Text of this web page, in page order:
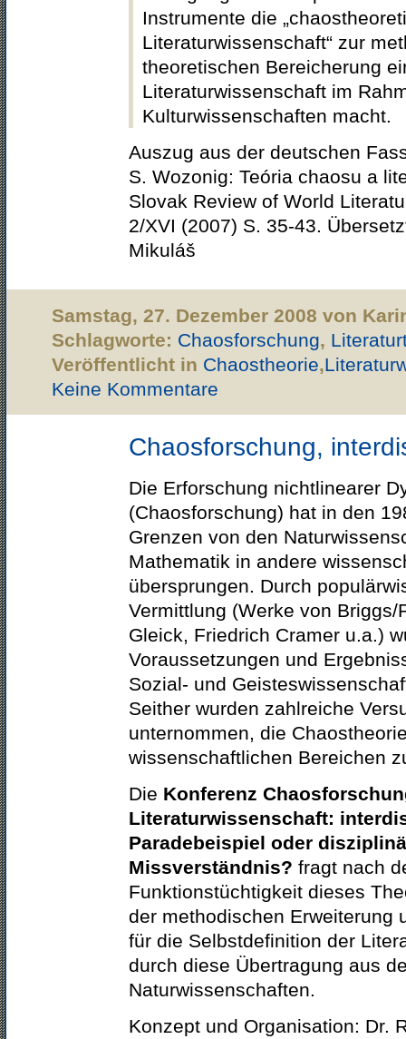
Instrumente die
Literaturwissenschaft“ zur
theoretischen Bereicherung
Literaturwissenschaft im
Kulturwissenschaften macht.
Auszug aus der deutschen
S. Wozonig: Teória chaosu a
Slovak Review of World
2/XVI (2007) S. 35-43.
Mikuláš
Samstag, 27. Dezember 2008 von
Schlagworte: Chaosforschung,
Veröffentlicht in Chaostheorie,
Keine Kommentare
Chaosforschung,
Die Erforschung nichtlinearer
(Chaosforschung) hat in den
Grenzen von den
Mathematik in andere
übersprungen. Durch
Vermittlung (Werke von Briggs/
Gleick, Friedrich Cramer u.a.)
Voraussetzungen und
Sozial- und
Seither wurden zahlreiche
unternommen, die
wissenschaftlichen Bereichen
Die Konferenz
Literaturwissenschaft:
Paradebeispiel oder
Missverständnis? fragt nach
Funktionstüchtigkeit dieses
der methodischen Erweiterung
für die Selbstdefinition der
durch diese Übertragung aus
Naturwissenschaften.
Konzept und Organisation: Dr.